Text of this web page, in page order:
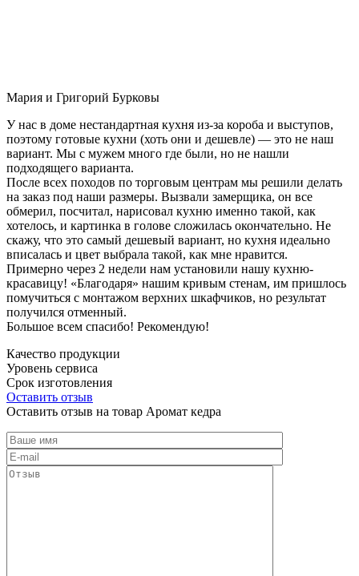
Мария и Григорий Бурковы
У нас в доме нестандартная кухня из-за короба и выступов,
поэтому готовые кухни (хоть они и дешевле) — это не наш
вариант. Мы с мужем много где были, но не нашли
подходящего варианта.
После всех походов по торговым центрам мы решили делать
на заказ под наши размеры. Вызвали замерщика, он все
обмерил, посчитал, нарисовал кухню именно такой, как
хотелось, и картинка в голове сложилась окончательно. Не
скажу, что это самый дешевый вариант, но кухня идеально
вписалась и цвет выбрала такой, как мне нравится.
Примерно через 2 недели нам установили нашу кухню-
красавицу! «Благодаря» нашим кривым стенам, им пришлось
помучиться с монтажом верхних шкафчиков, но результат
получился отменный.
Большое всем спасибо! Рекомендую!
Качество продукции
Уровень сервиса
Срок изготовления
Оставить отзыв
Оставить отзыв на товар Аромат кедра